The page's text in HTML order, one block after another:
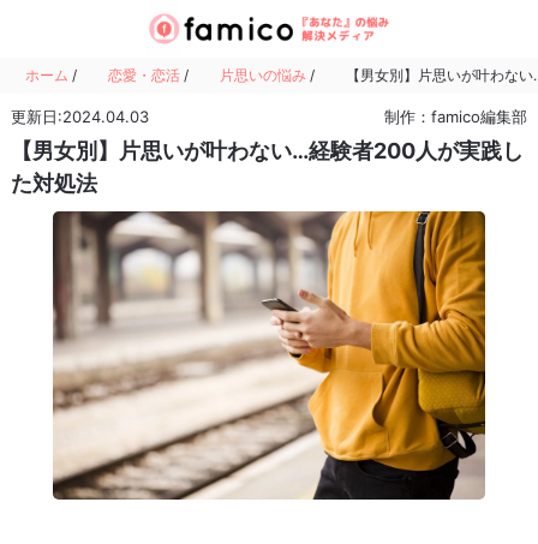
ホーム / 恋愛・恋活 / 片思いの悩み / 【男女別】片思いが叶わな
更新日:2024.04.03 制作：famico編集部
【男女別】片思いが叶わない…経験者200人が実践し
た対処法